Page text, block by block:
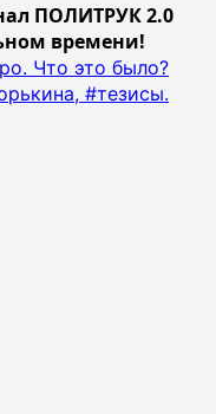
ПОЛИТРУК 2.0
времени!
Что это было?
#тезисы.